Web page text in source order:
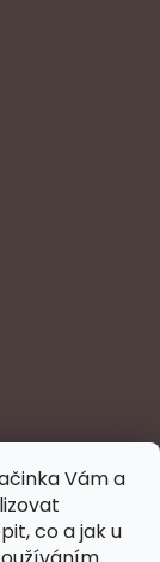
Vám a
co a jak u